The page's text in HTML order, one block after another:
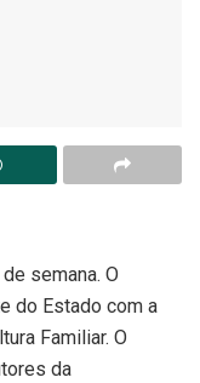
semana. O
do Estado com a
Familiar. O
da